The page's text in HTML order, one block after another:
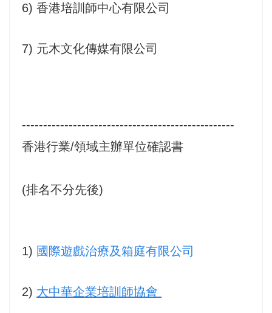
6) 香港培訓師中心有限公司
7) 元木文化傳媒有限公司
--------------------------------------------------
香港行業/領域主辦單位確認書
(排名不分先後)
1) 國際遊戲治療及箱庭有限公司
2) 大中華企業培訓師協會